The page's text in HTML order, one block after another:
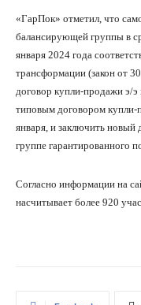
«ГарПок» отметил, что
балансирующей группы в
января 2024 года
трансформации (закон от
договор купли-продажи э/э
типовым договором
января, и заключить
группе гарантированного
Согласно информации на
насчитывает более 920